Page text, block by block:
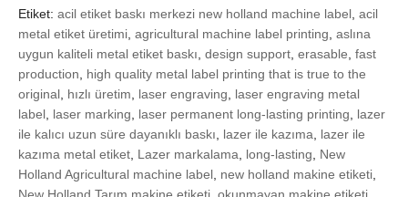
Etiket: acil etiket baskı merkezi new holland machine label acil
metal etiket üretimi agricultural machine label printing aslına
uygun kaliteli metal etiket baskı design support erasable fast
production
high quality metal label printing that is true to the
original hızlı üretim laser engraving
laser engraving metal
label laser marking laser permanent long-lasting printing
lazer
ile kalıcı uzun süre dayanıklı baskı
lazer ile kazıma
lazer ile
kazıma metal etiket Lazer markalama long-lasting
New
Holland Agricultural machine label new holland makine etiketi